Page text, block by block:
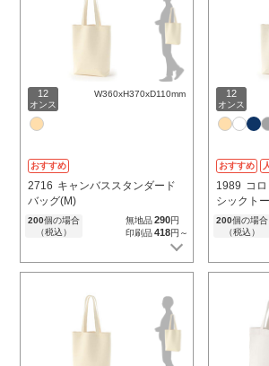
12
オンス
W360xH370xD110mm
おすすめ
2716 キャンバススタンダード
バッグ(M)
200個の場合
（税込）
無地品290円
印刷品418円～
12
オンス
おすすめ
1989 コ
シックト
200個の場合
（税込）